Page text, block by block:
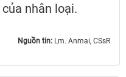
nhân loại.
Nguồn tin: Lm. Anmai, CSsR